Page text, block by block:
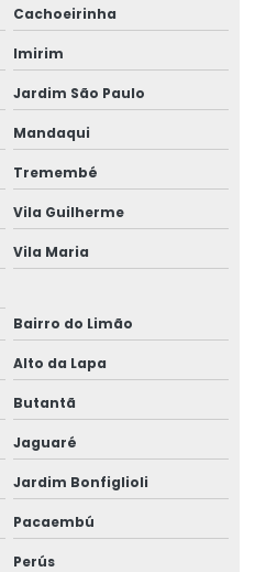
civil
Cachoeirinha
Imirim
Jardim São Paulo
Mandaqui
Tremembé
Vila Guilherme
Vila Maria
Bairro do Limão
Alto da Lapa
Butantã
Jaguaré
Jardim Bonfiglioli
Pacaembú
Perús